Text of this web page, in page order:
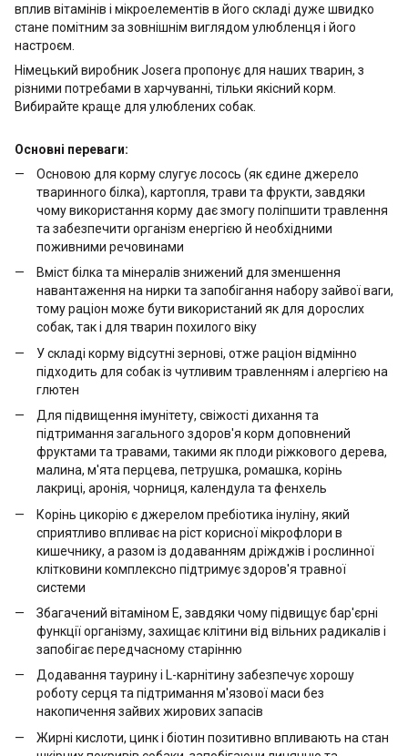
вплив вітамінів і мікроелементів в його складі дуже швидко
стане помітним за зовнішнім виглядом улюбленця і його
настроєм.
Німецький виробник Josera пропонує для наших тварин, з
різними потребами в харчуванні, тільки якісний корм.
Вибирайте краще для улюблених собак.
Основні переваги:
Основою для корму слугує лосось (як єдине джерело
тваринного білка), картопля, трави та фрукти, завдяки
чому використання корму дає змогу поліпшити травлення
та забезпечити організм енергією й необхідними
поживними речовинами
Вміст білка та мінералів знижений для зменшення
навантаження на нирки та запобігання набору зайвої ваги,
тому раціон може бути використаний як для дорослих
собак, так і для тварин похилого віку
У складі корму відсутні зернові, отже раціон відмінно
підходить для собак із чутливим травленням і алергією на
глютен
Для підвищення імунітету, свіжості дихання та
підтримання загального здоров'я корм доповнений
фруктами та травами, такими як плоди ріжкового дерева,
малина, м'ята перцева, петрушка, ромашка, корінь
лакриці, аронія, чорниця, календула та фенхель
Корінь цикорію є джерелом пребіотика інуліну, який
сприятливо впливає на ріст корисної мікрофлори в
кишечнику, а разом із додаванням дріжджів і рослинної
клітковини комплексно підтримує здоров'я травної
системи
Збагачений вітаміном E, завдяки чому підвищує бар'єрні
функції організму, захищає клітини від вільних радикалів і
запобігає передчасному старінню
Додавання таурину і L-карнітину забезпечує хорошу
роботу серця та підтримання м'язової маси без
накопичення зайвих жирових запасів
Жирні кислоти, цинк і біотин позитивно впливають на стан